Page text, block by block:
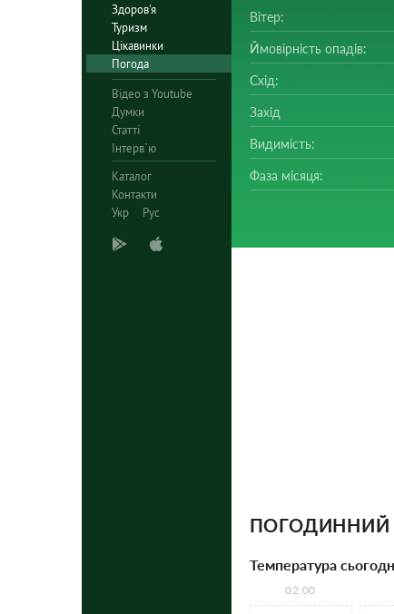
Здоров'я
Туризм
Цікавинки
Погода
Відео з Youtube
Думки
Статті
Інтерв`ю
Каталог
Контакти
Укр
Рус
Вітер:
Ймовірність опадів:
Схід:
Захід
Видимість:
Фаза місяця:
ПОГОДИННИЙ
Температура
02:00